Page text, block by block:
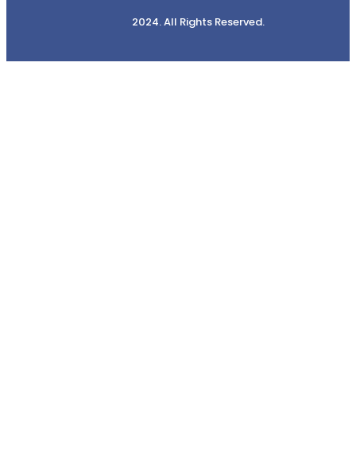
2024. All Rights Reserved.